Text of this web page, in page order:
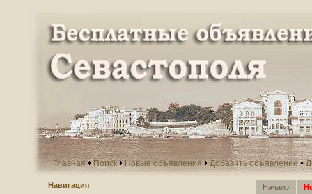
Главная Поиск Новые объявления Добавить объявление
Навигация
Начало